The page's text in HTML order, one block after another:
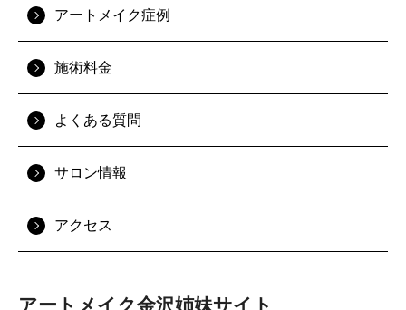
アートメイク症例
施術料金
よくある質問
サロン情報
アクセス
アートメイク金沢姉妹サイト